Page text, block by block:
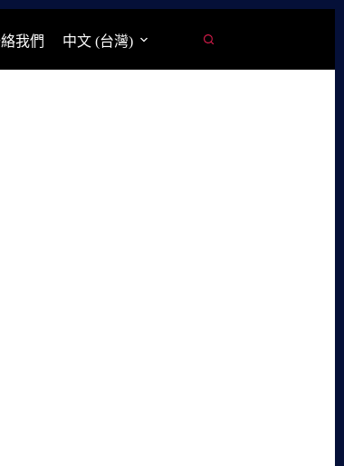
我們 中文 (台灣)